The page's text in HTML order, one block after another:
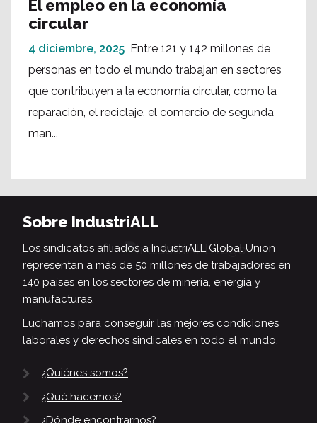
El empleo en la economía
circular
4 diciembre, 2025 Entre 121 y 142 millones de
personas en todo el mundo trabajan en sectores
que contribuyen a la economía circular, como la
reparación, el reciclaje, el comercio de segunda
man...
Sobre IndustriALL
Los sindicatos afiliados a IndustriALL Global Union
representan a más de 50 millones de trabajadores en
140 países en los sectores de minería, energía y
manufacturas.
Luchamos para conseguir las mejores condiciones
laborales y derechos sindicales en todo el mundo.
¿Quiénes somos?
¿Qué hacemos?
¿Dónde encontrarnos?